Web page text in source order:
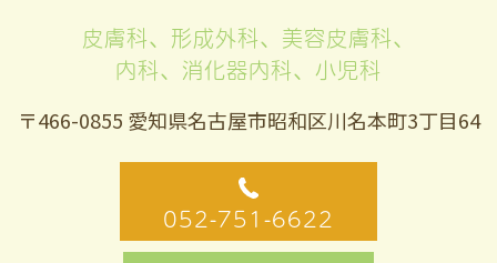
皮膚科、形成外科、美容皮膚科、
内科、消化器内科、小児科
〒466-0855 愛知県名古屋市昭和区川名本町3丁目64
052-751-6622